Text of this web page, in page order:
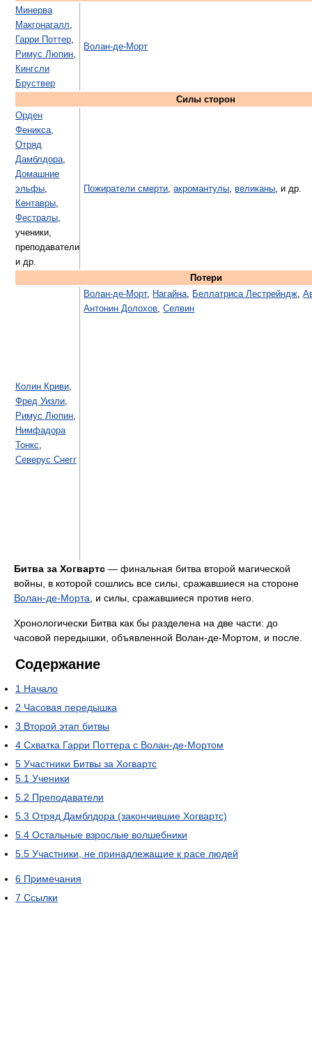
Минерва
Макгонагалл,
Гарри Поттер,
Римус Люпин,
Кингсли
Бруствер
Волан-де-Морт
Силы сторон
Орден
Феникса,
Отряд
Дамблдора,
Домашние
эльфы,
Кентавры,
Фестралы,
ученики,
преподаватели
и др.
Пожиратели смерти,акромантулы, великаны, и др.
Потери
Колин Криви,
Фред Уизли,
Римус Люпин,
Нимфадора
Тонкс,
Северус Снегг
Волан-де-Морт, Нагайна, Беллатриса Лестрейндж,
Антонин Долохов,Селвин
Битва за Хогвартс — финальная битва второй магической
войны, в которой сошлись все силы, сражавшиеся на стороне
Волан-де-Морта , и силы, сражавшиеся против него.
Хронологически Битва как бы разделена на две части: до
часовой передышки, объявленной Волан-де-Мортом, и после.
Содержание
1 Начало
2 Часовая передышка
3 Второй этап битвы
4 Схватка Гарри Поттера с Волан-де-Мортом
5 Участники Битвы за Хогвартс
5.1 Ученики
5.2 Преподаватели
5.3 Отряд Дамблдора (закончившие Хогвартс)
5.4 Остальные взрослые волшебники
5.5 Участники, не принадлежащие к расе людей
6 Примечания
7 Ссылки